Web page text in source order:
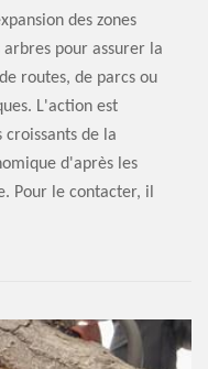
des zones
pour assurer la
routes, de parcs ou
L'action est
croissants de la
d'après les
Pour le contacter, il